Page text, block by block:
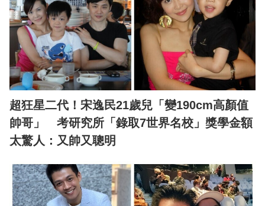
超狂星二代！宋逸民21歲兒「變190cm高顏值
帥哥」 考研究所「錄取7世界名校」獎學金額
太驚人：又帥又聰明